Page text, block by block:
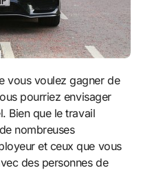
pourriez envisager
Bien que le travail
nombreuses
et ceux que vous
des personnes de